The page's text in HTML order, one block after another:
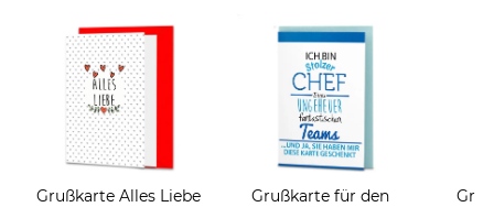
Grußkarte Alles Liebe
Grußkarte für den